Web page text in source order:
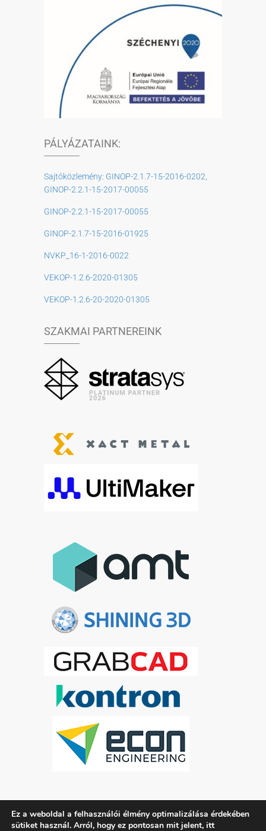
PÁLYÁZATAINK:
Sajtóközlemény: GINOP-2.1.7-15-2016-0202,
GINOP-2.2.1-15-2017-00055
GINOP-2.2.1-15-2017-00055
GINOP-2.1.7-15-2016-01925
NVKP_16-1-2016-0022
VEKOP-1.2.6-2020-01305
VEKOP-1.2.6-20-2020-01305
SZAKMAI PARTNEREINK
ADATKEZELÉSI TÁJÉKOZTATÓ
Ez a weboldal a felhasználói élmény optimalizálása érdekében
sütiket használ. Arról, hogy ez pontosan mit jelent, itt